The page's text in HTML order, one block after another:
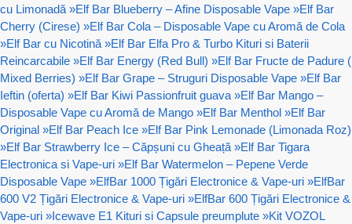
cu Limonadă »Elf Bar Blueberry – Afine Disposable Vape »Elf Bar
Cherry (Cirese) »Elf Bar Cola – Disposable Vape cu Aromă de Cola
»Elf Bar cu Nicotină »Elf Bar Elfa Pro & Turbo Kituri si Baterii
Reincarcabile »Elf Bar Energy (Red Bull) »Elf Bar Fructe de Padure (
Mixed Berries) »Elf Bar Grape – Struguri Disposable Vape »Elf Bar
Ieftin (oferta) »Elf Bar Kiwi Passionfruit guava »Elf Bar Mango –
Disposable Vape cu Aromă de Mango »Elf Bar Menthol »Elf Bar
Original »Elf Bar Peach Ice »Elf Bar Pink Lemonade (Limonada Roz)
»Elf Bar Strawberry Ice – Căpșuni cu Gheață »Elf Bar Tigara
Electronica si Vape-uri »Elf Bar Watermelon – Pepene Verde
Disposable Vape »ElfBar 1000 Țigări Electronice & Vape-uri »ElfBar
600 V2 Țigări Electronice & Vape-uri »ElfBar 600 Țigări Electronice &
Vape-uri » Icewave E1 Kituri si Capsule preumplute »Kit VOZOL